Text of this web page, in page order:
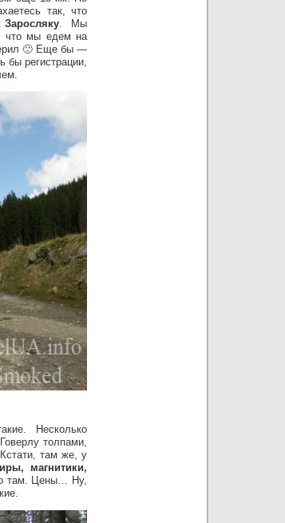
так, что
Заросляку . Мы
что мы едем на
🙂 Еще бы —
регистрации,
Несколько
толпами,
там же, у
магнитики,
там. Цены… Ну,